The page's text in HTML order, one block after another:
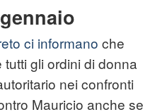
ci informano che
gli ordini di donna
nei confronti
Mauricio anche se